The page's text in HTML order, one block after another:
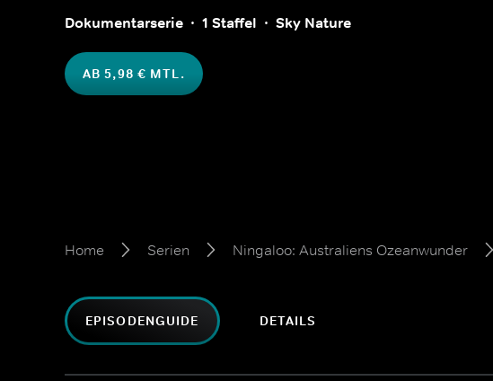
Dokumentarserie 1 Staffel Sky Nature
AB 5,98 € MTL.
Home Serien Ningaloo: Australiens Ozeanwunder
EPISODENGUIDE DETAILS